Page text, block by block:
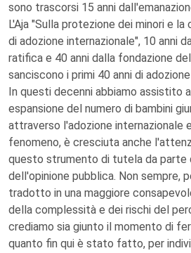
sono trascorsi 15 anni
L'Aja "Sulla protezione dei minori e
di adozione internazionale", 10 anni
ratifica e 40 anni dalla fondazione
sanciscono i primi 40 anni di
In questi decenni abbiamo assistito
espansione del numero di bambini
attraverso l'adozione internazionale
fenomeno, è cresciuta anche
questo strumento di tutela da parte
dell'opinione pubblica. Non sempre,
tradotto in una maggiore
della complessità e dei rischi del
crediamo sia giunto il momento di
quanto fin qui è stato fatto, per